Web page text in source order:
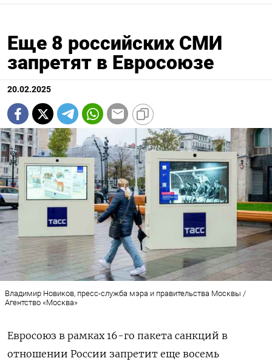
Еще 8 российских СМИ
запретят в Евросоюзе
20.02.2025
Владимир Новиков, пресс-служба мэра и правительства Москвы /
Агентство «Москва»
Евросоюз в рамках 16-го пакета санкций в
отношении России запретит еще восемь